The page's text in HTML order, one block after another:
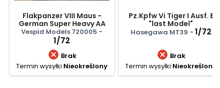
Flakpanzer VIII Maus -
German Super Heavy AA
Tank
Vespid Models 720005 -
1/72
 Brak
Termin wysyłki Nieokreślony
Pz.Kpfw Vi Tiger I Ausf. E
"last Model"
Hasegawa MT39 - 1/72
 Brak
Termin wysyłki Nieokreślony